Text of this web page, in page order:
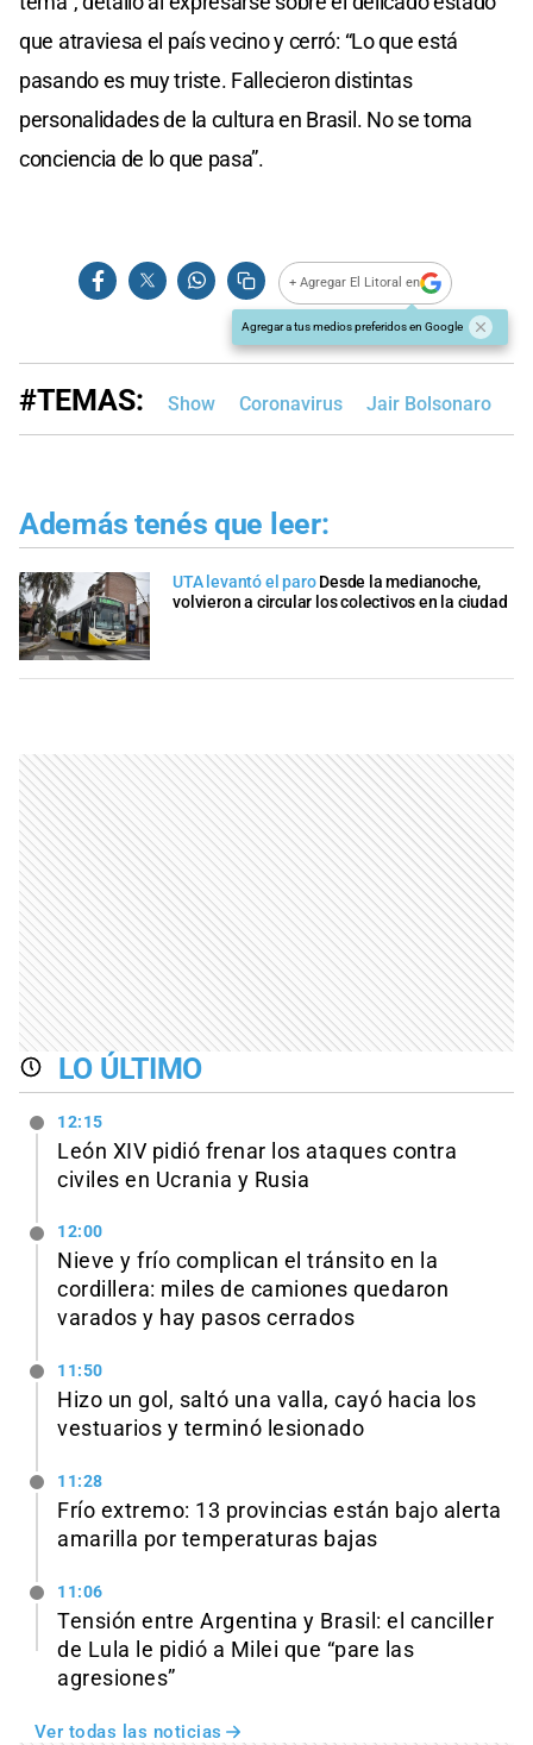
que atraviesa el país vecino y cerró: “Lo que está
pasando es muy triste. Fallecieron distintas
personalidades de la cultura en Brasil. No se toma
conciencia de lo que pasa”.
+ Agregar El Litoral en
Agregar a tus medios preferidos en Google
#TEMAS: Show Coronavirus Jair Bolsonaro
Además tenés que leer:
UTA levantó el paro Desde la medianoche,
volvieron a circular los colectivos en la ciudad
LO ÚLTIMO
12:15
León XIV pidió frenar los ataques contra
civiles en Ucrania y Rusia
12:00
Nieve y frío complican el tránsito en la
cordillera: miles de camiones quedaron
varados y hay pasos cerrados
11:50
Hizo un gol, saltó una valla, cayó hacia los
vestuarios y terminó lesionado
11:28
Frío extremo: 13 provincias están bajo alerta
amarilla por temperaturas bajas
11:06
Tensión entre Argentina y Brasil: el canciller
de Lula le pidió a Milei que “pare las
agresiones”
Ver todas las noticias